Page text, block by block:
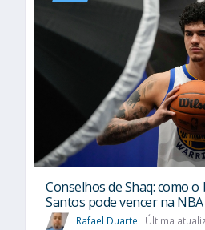
Conselhos de Shaq: como
Santos pode vencer na NBA
Rafael Duarte Última